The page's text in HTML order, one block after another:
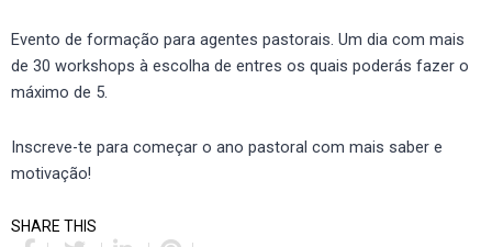
Evento de formação para agentes pastorais. Um dia com mais
de 30 workshops à escolha de entres os quais poderás fazer o
máximo de 5.
Inscreve-te para começar o ano pastoral com mais saber e
motivação!
SHARE THIS